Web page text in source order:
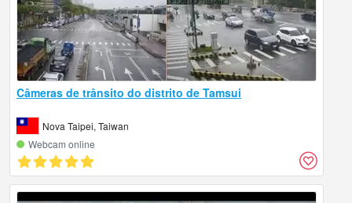
Câmeras de trânsito do distrito de Tamsui
Nova Taipei, Taiwan
Webcam online